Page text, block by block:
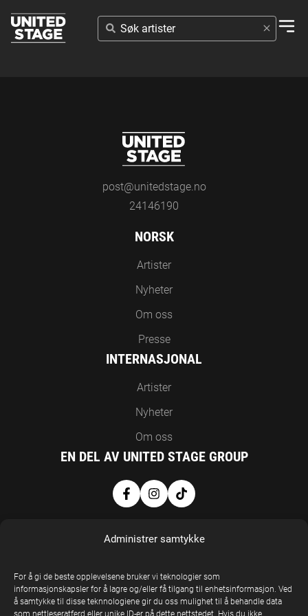
Administrer samtykke
For å gi de beste opplevelsene bruker vi teknologier som
informasjonskapsler for å lagre og/eller få tilgang til enhetsinformasjon. Ved
å samtykke til disse teknnologiene gir du oss mulighet til å behandle data
som nettleseratferd eller unike ID-er på dette nettstedet. Hvis du ikke
SØK
ARTISTER
post@unitedstage.no
24146190
NORSK
Artister
Nyheter
Om oss
Presse
INTERNASJONAL
Artister
Nyheter
Om oss
EN DEL AV UNITED STAGE GROUP
United Stage